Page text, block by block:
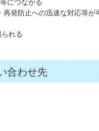
につながる
再発防止への迅速な対応等が
れる
合わせ先